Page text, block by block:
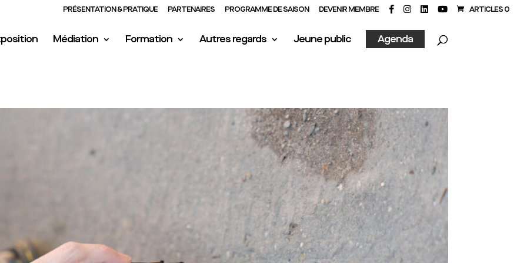
PRÉSENTATION & PRATIQUE PARTENAIRES PROGRAMME DE SAISON DEVENIR MEMBRE ARTICLES 0
Médiation Formation Autres regards Jeune public Agenda